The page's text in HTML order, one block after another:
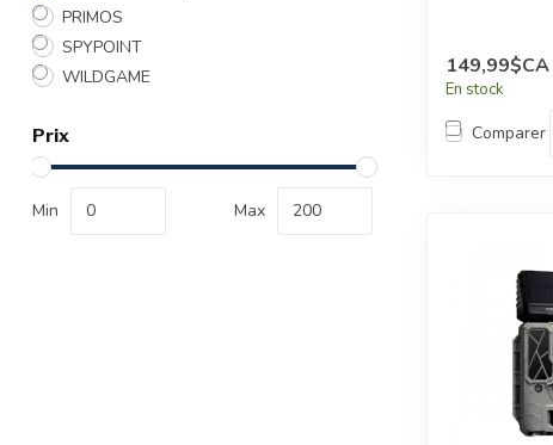
PRIMOS
SPYPOINT
WILDGAME
Prix
Min Max
149,99$CA
En stock
Comparer